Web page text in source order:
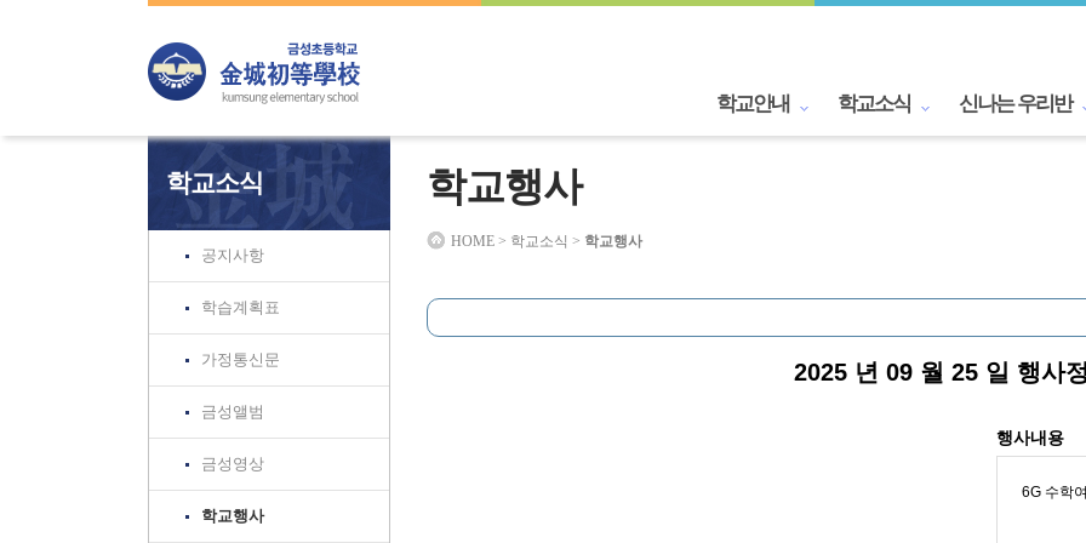
학교안내 학교소식 신나는 우리반
하위분류 하위분류 하위분류
학교소식
공지사항
학습계획표
가정통신문
금성앨범
금성영상
학교행사
학교행사
HOME > 학교소식 > 학교행사
2025 년 09 월 25 일 행사
행사내용
6G 수학